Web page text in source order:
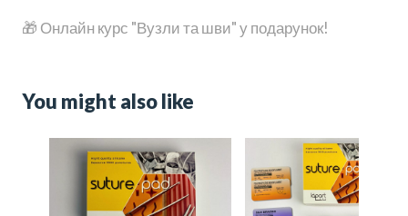
🎁 Онлайн курс "Вузли та шви" у подарунок!
You might also like